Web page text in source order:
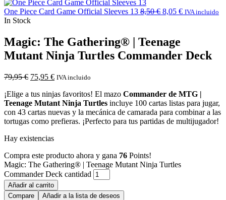
One Piece Card Game Official Sleeves 13 8,50€ 8,05 € IVA incluido
In Stock
Magic: The Gathering® | Teenage
Mutant Ninja Turtles Commander Deck
79,95€ 75,95 € IVA incluido
¡Elige a tus ninjas favoritos! El mazo Commander de MTG |
Teenage Mutant Ninja Turtles incluye 100 cartas listas para jugar,
con 43 cartas nuevas y la mecánica de camarada para combinar a las
tortugas como prefieras. ¡Perfecto para tus partidas de multijugador!
Hay existencias
Compra este producto ahora y gana 76 Points!
Magic: The Gathering® | Teenage Mutant Ninja Turtles
Commander Deck cantidad
Añadir al carrito
Compare
Añadir a la lista de deseos